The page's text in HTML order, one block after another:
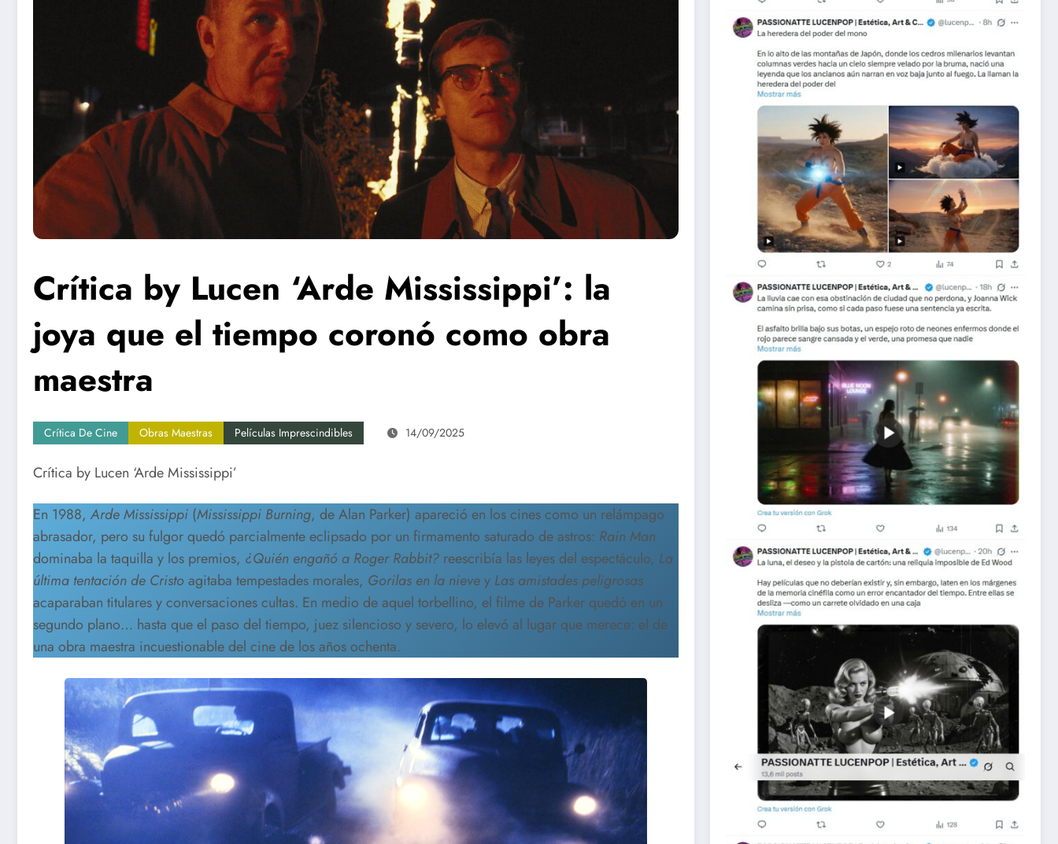
Crítica by Lucen ‘Arde Mississippi’: la
joya que el tiempo coronó como obra
maestra
Crítica De Cine Obras Maestras Películas Imprescindibles 14/09/2025
Crítica by Lucen ‘Arde Mississippi’
En 1988,Arde Mississippi (Mississippi Burning, de Alan Parker) apareció en los cines como un relámpago
abrasador, pero su fulgor quedó parcialmente eclipsado por un firmamento saturado de astros: Rain Man
dominaba la taquilla y los premios, ¿Quién engañó a Roger Rabbit? reescribía las leyes del espectáculo, La
última tentación de Cristoagitaba tempestades morales, Gorilas en la nievey Las amistades peligrosas
acaparaban titulares y conversaciones cultas. En medio de aquel torbellino, el filme de Parker quedó en un
segundo plano… hasta que el paso del tiempo, juez silencioso y severo, lo elevó al lugar que merece: el de
una obra maestra incuestionable del cine de los años ochenta.